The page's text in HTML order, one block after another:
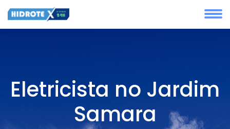
Eletricista no Jardim
Samara